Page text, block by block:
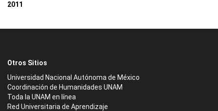
2011
Otros Sitios
Universidad Nacional Autónoma de México
Coordinación de Humanidades UNAM
Toda la UNAM en línea
Red Universitaria de Aprendizaje